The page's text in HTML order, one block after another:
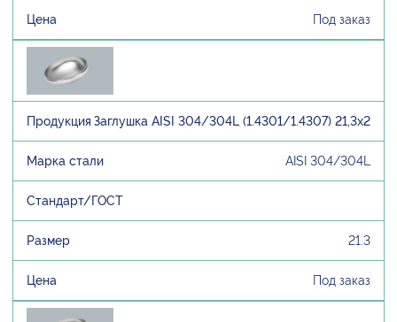
Под заказ
Заглушка AISI 304/304L (1.4301/1.4307) 21,3х2
AISI 304/304L
21.3
Под заказ